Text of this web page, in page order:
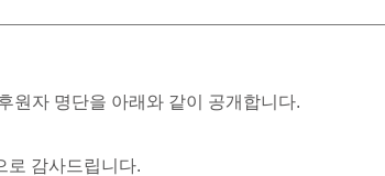
원자 명단을 아래와 같이 공개합니다.
로 감사드립니다.